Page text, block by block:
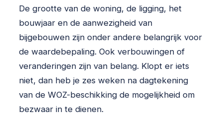
De grootte van de woning, de ligging, het
bouwjaar en de aanwezigheid van
bijgebouwen zijn onder andere belangrijk voor
de waardebepaling. Ook verbouwingen of
veranderingen zijn van belang. Klopt er iets
niet, dan heb je zes weken na dagtekening
van de WOZ-beschikking de mogelijkheid om
bezwaar in te dienen.